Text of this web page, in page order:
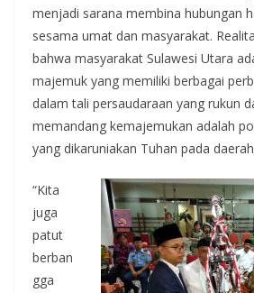
menjadi sarana membina hubungan
sesama umat dan masyarakat.
bahwa masyarakat Sulawesi Utara
majemuk yang memiliki berbagai
dalam tali persaudaraan yang rukun
memandang kemajemukan adalah
yang dikaruniakan Tuhan pada
“Kita
juga
patut
berban
gga